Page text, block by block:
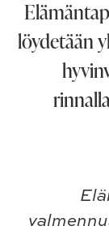
löydetään